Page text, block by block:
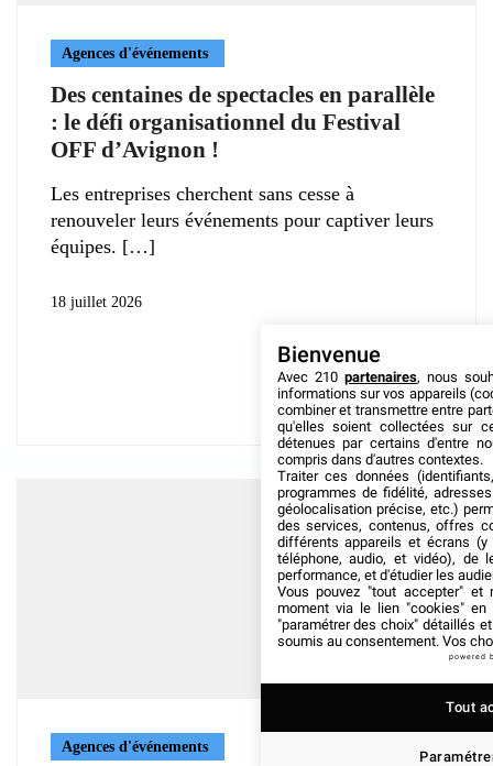
Agences d'événements
Des centaines de spectacles en parallèle
: le défi organisationnel du Festival
OFF d’Avignon !
Les entreprises cherchent sans cesse à
renouveler leurs événements pour captiver leurs
équipes.
18 juillet 2026
Agences d'événements
Bienvenue
Avec 210 partenaires, nous
informations sur vos appareils
combiner et transmettre entre
qu'elles soient collectées sur
détenues par certains d'entre
compris dans d'autres contextes.
Traiter ces données
programmes de fidélité,
géolocalisation précise, etc.)
des services, contenus, offres
différents appareils et écrans (y
téléphone, audio, et vidéo), de
performance, et d'étudier les
Vous pouvez "tout accepter" et
moment via le lien "cookies" en
"paramétrer des choix" détaillés
soumis au consentement. Vos
powered
Tout